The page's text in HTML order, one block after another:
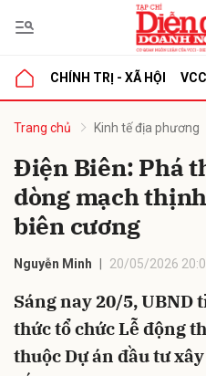
CHÍNH TRỊ - XÃ HỘI VCCI
Trang chủ Kinh tế địa phương
Điện Biên: Phá
dòng mạch
biên cương
Nguyễn Minh 20/05/2026
Sáng nay 20/5,
thức tổ chức Lễ động
thuộc Dự án đầu tư
luận